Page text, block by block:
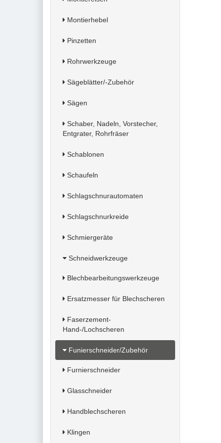
Montierhebel
Pinzetten
Rohrwerkzeuge
Sägeblätter/-Zubehör
Sägen
Schaber, Nadeln, Vorstecher,
Entgrater, Rohrfräser
Schablonen
Schaufeln
Schlagschnurautomaten
Schlagschnurkreide
Schmiergeräte
Schneidwerkzeuge
Blechbearbeitungswerkzeuge
Ersatzmesser für Blechscheren
Faserzement-
Hand-/Lochscheren
Funierschneider/Zubehör
Furnierschneider
Glasschneider
Handblechscheren
Klingen